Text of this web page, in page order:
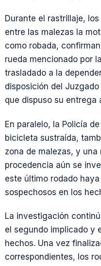
Durante el rastrillaje,
entre las malezas la
como robada,
rueda mencionado por
trasladado a la
disposición del
que dispuso su entrega
En paralelo, la Policía
bicicleta sustraída,
zona de malezas, y
procedencia aún se
este último rodado
sospechosos en los
La investigación
el segundo implicado y
hechos. Una vez
correspondientes, los